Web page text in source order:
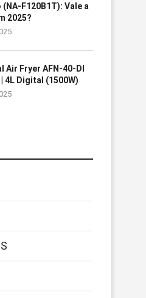
F120B1T): Vale a
2025?
Air Fryer AFN-40-DI
| 4L Digital (1500W)